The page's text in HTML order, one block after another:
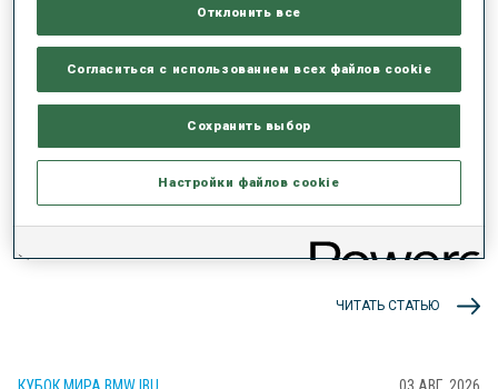
Наконец-то дождались: на этой неделе биатлон
возвращается на фестивале Blink, с которого начинается
Хедегарт оторвался от соперников на последних 600 метрах и
одержал победу в гонке Lysebotn Opp на 7,5 км.
ЧИТАТЬ СТАТЬЮ
Отклонить все
Согласиться с использованием всех файлов cookie
Сохранить выбор
Настройки файлов cookie